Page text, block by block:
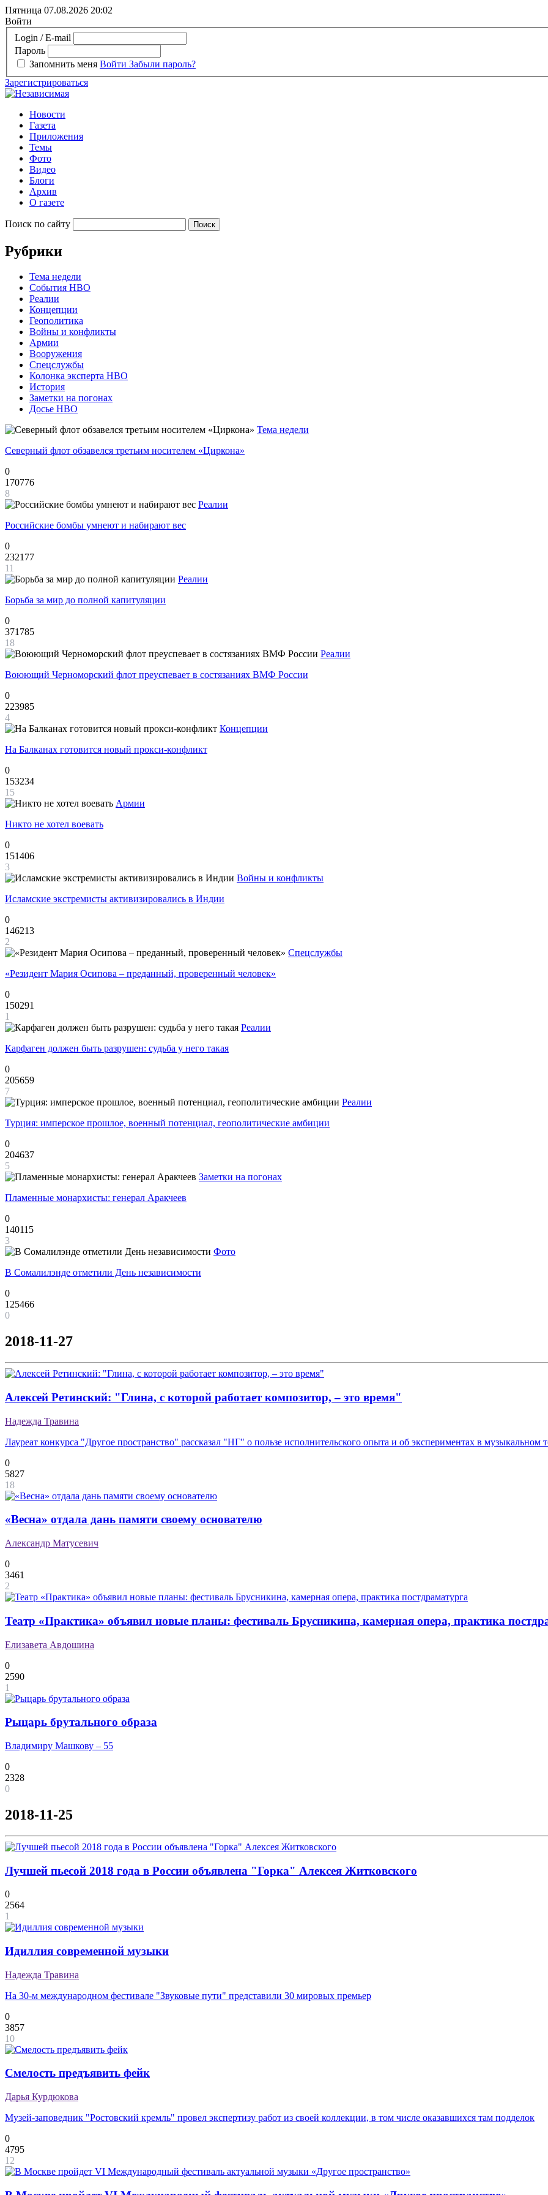
Пятница 07.08.2026 20:02
Войти
Login / E-mail
Пароль
Запомнить меня Войти Забыли пароль?
Зарегистрироваться
Новости
Газета
Приложения
Темы
Фото
Видео
Блоги
Архив
О газете
Поиск по сайту
Рубрики
Тема недели
События НВО
Реалии
Концепции
Геополитика
Войны и конфликты
Армии
Вооружения
Спецслужбы
Колонка эксперта НВО
История
Заметки на погонах
Досье НВО
Тема недели
Северный флот обзавелся третьим носителем «Циркона»
0
170776
8
Реалии
Российские бомбы умнеют и набирают вес
0
232177
11
Реалии
Борьба за мир до полной капитуляции
0
371785
18
Реалии
Воюющий Черноморский флот преуспевает в состязаниях ВМФ России
0
223985
4
Концепции
На Балканах готовится новый прокси-конфликт
0
153234
15
Армии
Никто не хотел воевать
0
151406
3
Войны и конфликты
Исламские экстремисты активизировались в Индии
0
146213
2
Спецслужбы
«Резидент Мария Осипова – преданный, проверенный человек»
0
150291
1
Реалии
Карфаген должен быть разрушен: судьба у него такая
0
205659
7
Реалии
Турция: имперское прошлое, военный потенциал, геополитические амбиции
0
204637
5
Заметки на погонах
Пламенные монархисты: генерал Аракчеев
0
140115
3
Фото
В Сомалилэнде отметили День независимости
0
125466
0
2018-11-27
Алексей Ретинский: "Глина, с которой работает композитор, – это время"
Надежда Травина
Лауреат конкурса "Другое пространство" рассказал "НГ" о пользе исполнительского опыта и об экспериментах в музыкальном
0
5827
18
«Весна» отдала дань памяти своему основателю
Александр Матусевич
0
3461
2
Театр «Практика» объявил новые планы: фестиваль Брусникина, камерная опера, практика
Елизавета Авдошина
0
2590
1
Рыцарь брутального образа
Владимиру Машкову – 55
0
2328
0
2018-11-25
Лучшей пьесой 2018 года в России объявлена "Горка" Алексея Житковского
0
2564
1
Идиллия современной музыки
Надежда Травина
На 30-м международном фестивале "Звуковые пути" представили 30 мировых премьер
0
3857
10
Смелость предъявить фейк
Дарья Курдюкова
Музей-заповедник "Ростовский кремль" провел экспертизу работ из своей коллекции, в том числе оказавшихся там подделок
0
4795
12